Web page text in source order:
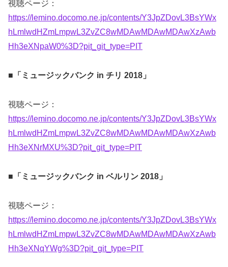
視聴ページ：
https://lemino.docomo.ne.jp/contents/Y3JpZDovL3BsYWx
hLmlwdHZmLmpwL3ZvZC8wMDAwMDAwMDAwXzAwb
Hh3eXNpaW0%3D?pit_git_type=PIT
■「ミュージックバンク in チリ 2018」
視聴ページ：
https://lemino.docomo.ne.jp/contents/Y3JpZDovL3BsYWx
hLmlwdHZmLmpwL3ZvZC8wMDAwMDAwMDAwXzAwb
Hh3eXNrMXU%3D?pit_git_type=PIT
■「ミュージックバンク in ベルリン 2018」
視聴ページ：
https://lemino.docomo.ne.jp/contents/Y3JpZDovL3BsYWx
hLmlwdHZmLmpwL3ZvZC8wMDAwMDAwMDAwXzAwb
Hh3eXNqYWg%3D?pit_git_type=PIT